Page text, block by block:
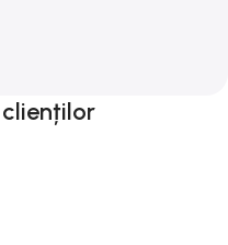
clienților